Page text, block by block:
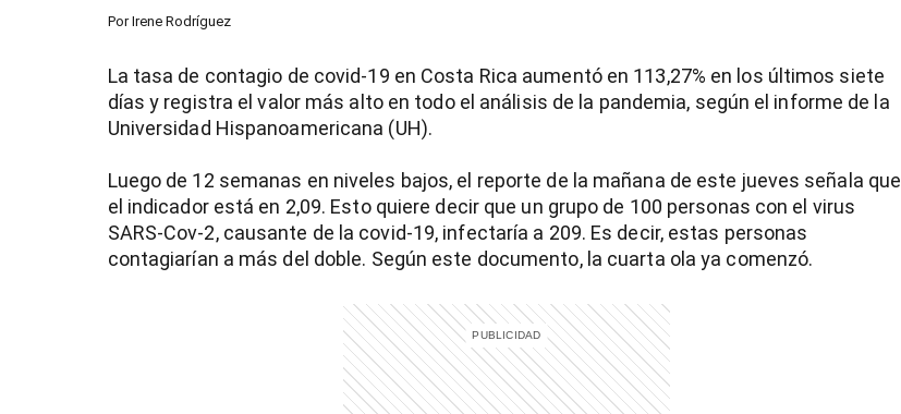
Por Irene Rodríguez
La tasa de contagio de covid-19 en Costa Rica aumentó en 113,27% en los últimos siete
días y registra el valor más alto en todo el análisis de la pandemia, según el informe de la
Universidad Hispanoamericana (UH).
Luego de 12 semanas en niveles bajos, el reporte de la mañana de este jueves señala que
el indicador está en 2,09. Esto quiere decir que un grupo de 100 personas con el virus
SARS-Cov-2, causante de la covid-19, infectaría a 209. Es decir, estas personas
contagiarían a más del doble. Según este documento, la cuarta ola ya comenzó.